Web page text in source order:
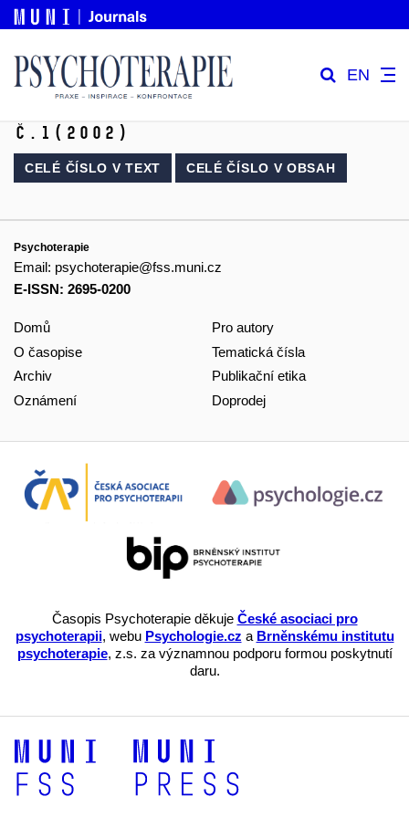
EN
č.1 (2002)
CELÉ ČÍSLO VTEXT CELÉ ČÍSLO VOBSAH
Psychoterapie
Email: psychoterapie@fss.muni.cz
E-ISSN: 2695-0200
Domů
O časopise
Archiv
Oznámení
Pro autory
Tematická čísla
Publikační etika
Doprodej
Časopis Psychoterapie děkuje České asociaci pro
psychoterapii, webu Psychologie.cz a Brněnskému institutu
psychoterapie, z.s. za významnou podporu formou poskytnutí
daru.